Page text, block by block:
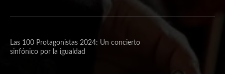
Las 100 Protagonistas 2024: Un concierto
sinfónico por la igualdad